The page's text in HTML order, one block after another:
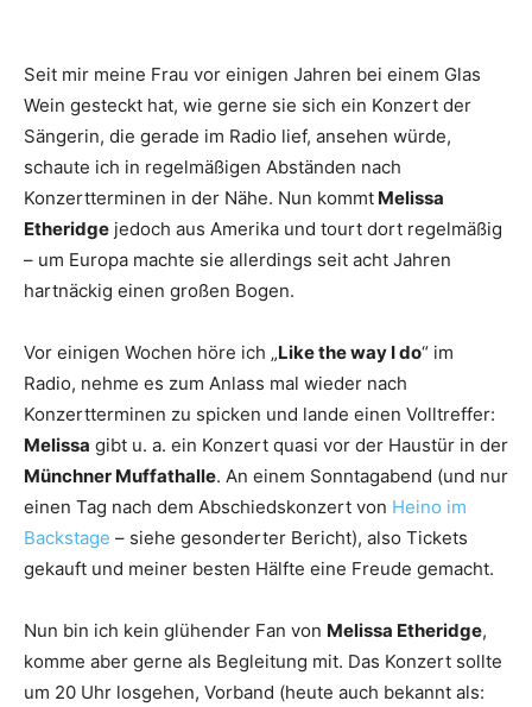
Seit mir meine Frau vor einigen Jahren bei einem Glas
Wein gesteckt hat, wie gerne sie sich ein Konzert der
Sängerin, die gerade im Radio lief, ansehen würde,
schaute ich in regelmäßigen Abständen nach
Konzertterminen in der Nähe. Nun kommt Melissa
Etheridge jedoch aus Amerika und tourt dort regelmäßig
– um Europa machte sie allerdings seit acht Jahren
hartnäckig einen großen Bogen.
Vor einigen Wochen höre ich „Like the way I do“ im
Radio, nehme es zum Anlass mal wieder nach
Konzertterminen zu spicken und lande einen Volltreffer:
Melissa gibt u. a. ein Konzert quasi vor der Haustür in der
Münchner Muffathalle. An einem Sonntagabend (und nur
einen Tag nach dem Abschiedskonzert von Heino im
Backstage – siehe gesonderter Bericht), also Tickets
gekauft und meiner besten Hälfte eine Freude gemacht.
Nun bin ich kein glühender Fan von Melissa Etheridge,
komme aber gerne als Begleitung mit. Das Konzert sollte
um 20 Uhr losgehen, Vorband (heute auch bekannt als: